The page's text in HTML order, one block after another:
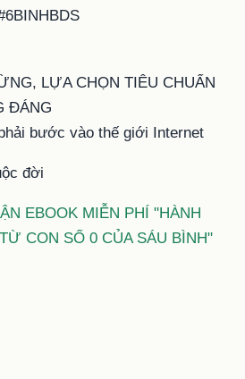
LỰA CHỌN TIÊU CHUẨN
ĐÁNG
đời
EBOOK MIỄN PHÍ "HÀNH
CON SỐ 0 CỦA SÁU BÌNH"